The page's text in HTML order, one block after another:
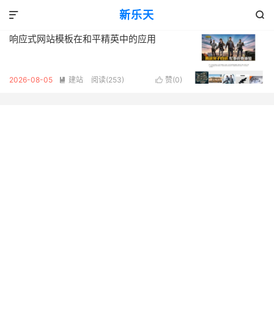
新乐天 
 共 1 篇文章
响应式网站模板在和平精英中的应用
 赞(0)
2026-08-05  建站 阅读(253)